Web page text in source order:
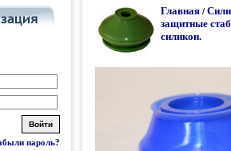
пароль?
Главная /
защитные
силикон.